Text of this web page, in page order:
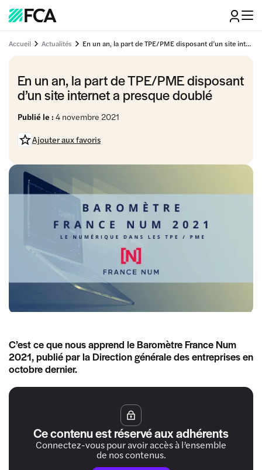
Accueil Actualités En un an, la part de TPE/PME disposant d’un site internet a presque doublé
En un an, la part de TPE/PME disposant
d’un site internet a presque doublé
Publié le : 4 novembre 2021
Ajouter aux favoris
C’est ce que nous apprend le Baromètre France Num
2021, publié par la Direction générale des entreprises en
octobre dernier.
Ce contenu est réservé aux adhérents
Connectez-vous pour avoir accès à l’ensemble
de nos contenus.